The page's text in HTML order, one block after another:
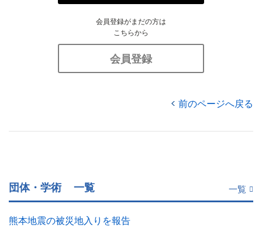
会員登録がまだの方は
こちらから
会員登録
前のページへ戻る
団体・学術 一覧 一覧
熊本地震の被災地入りを報告